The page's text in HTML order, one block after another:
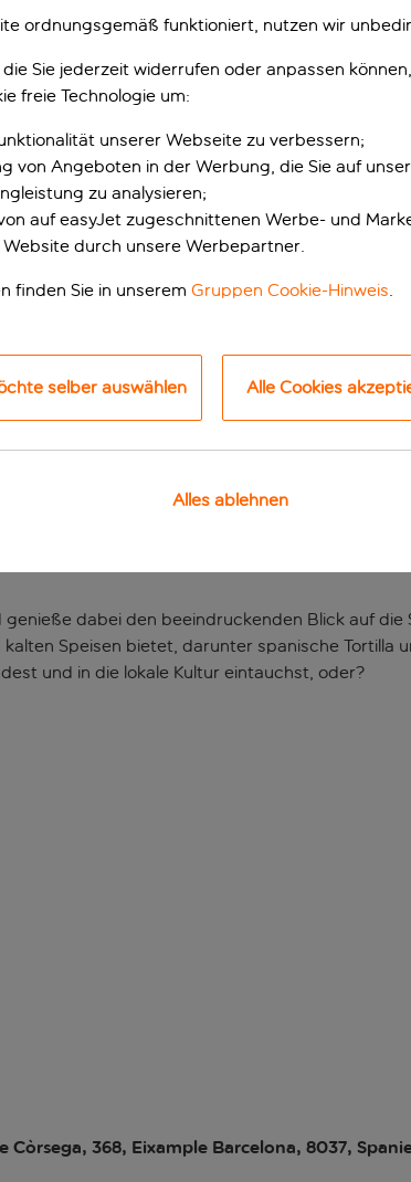
Stadt: Die legendäre Sagrada Familia und der
moderne Zimmer mit Klimaanlage,
dabei den beeindruckenden Blick auf
Speisen bietet, darunter spanische
und in die lokale Kultur eintauchst, oder?
Còrsega, 368, Eixample Barcelona, 8037,
ordnungsgemäß funktioniert, nutzen wir
Sie jederzeit widerrufen oder anpassen
freie Technologie um:
unserer Webseite zu verbessern;
von Angeboten in der Werbung, die Sie auf
zu analysieren;
auf easyJet zugeschnittenen Werbe- und
durch unsere Werbepartner.
finden Sie in unserem Gruppen Cookie-Hinweis
selber auswählen Alle Cookies
Alles ablehnen